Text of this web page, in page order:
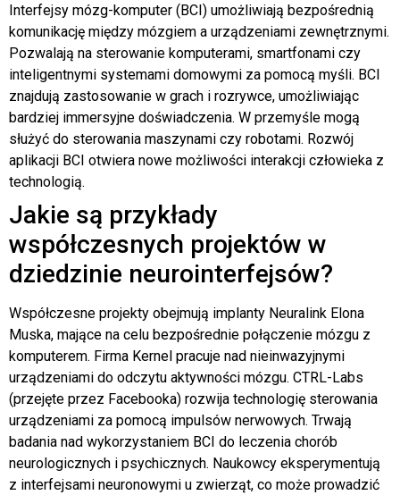
Interfejsy mózg-komputer (BCI) umożliwiają bezpośrednią
komunikację między mózgiem a urządzeniami zewnętrznymi.
Pozwalają na sterowanie komputerami, smartfonami czy
inteligentnymi systemami domowymi za pomocą myśli. BCI
znajdują zastosowanie w grach i rozrywce, umożliwiając
bardziej immersyjne doświadczenia. W przemyśle mogą
służyć do sterowania maszynami czy robotami. Rozwój
aplikacji BCI otwiera nowe możliwości interakcji człowieka z
technologią.
Jakie są przykłady
współczesnych projektów w
dziedzinie neurointerfejsów?
Współczesne projekty obejmują implanty Neuralink Elona
Muska, mające na celu bezpośrednie połączenie mózgu z
komputerem. Firma Kernel pracuje nad nieinwazyjnymi
urządzeniami do odczytu aktywności mózgu. CTRL-Labs
(przejęte przez Facebooka) rozwija technologię sterowania
urządzeniami za pomocą impulsów nerwowych. Trwają
badania nad wykorzystaniem BCI do leczenia chorób
neurologicznych i psychicznych. Naukowcy eksperymentują
z interfejsami neuronowymi u zwierząt, co może prowadzić